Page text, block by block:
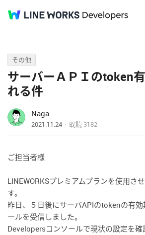
Q&A
その他
サーバーＡＰＩのtoken
れる件
Naga
2021.11.24 既読 3182
ご担当者様
LINEWORKSプレミアムプランを使用さ
す。
昨日、５日後にサーバAPIのtokenの有
ールを受信しました。
Developersコンソールで現状の設定を確